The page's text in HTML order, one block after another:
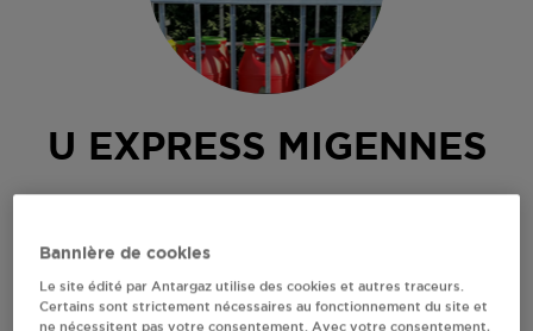
U EXPRESS MIGENNES
89400
Revendeur de bouteilles de gaz
Bannière de cookies
Le site édité par Antargaz utilise des cookies et autres traceurs.
Certains sont strictement nécessaires au fonctionnement du site et
ne nécessitent pas votre consentement. Avec votre consentement,